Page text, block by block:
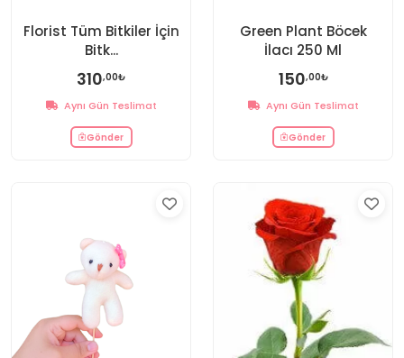
Florist Tüm Bitkiler İçin
Bitk...
310,00₺
Aynı Gün Teslimat
Gönder
Green Plant Böcek
İlacı 250 Ml
150,00₺
Aynı Gün Teslimat
Gönder